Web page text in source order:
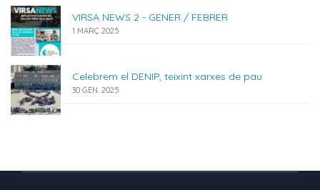
VIRSA NEWS 2 - GENER / FEBRER
1 MARÇ 2025
Celebrem el DENIP, teixint xarxes de pau
30 GEN. 2025